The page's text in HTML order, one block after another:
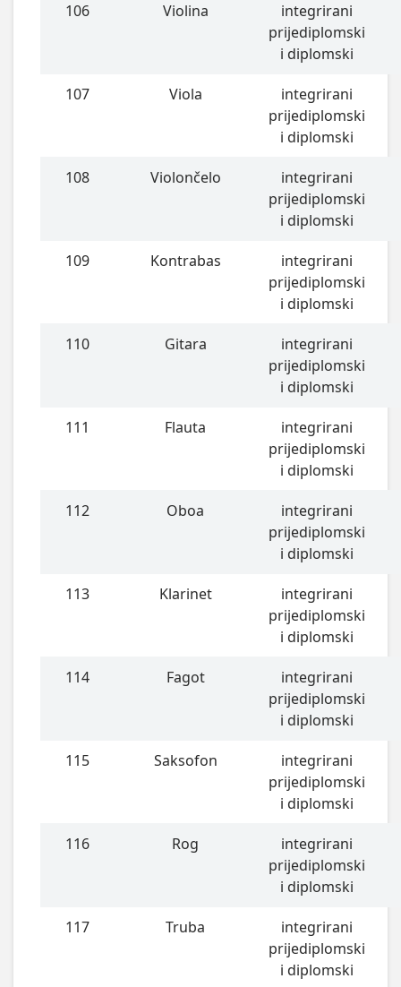
106 Violina
integrirani
prijediplomski
i diplomski
107 Viola
integrirani
prijediplomski
i diplomski
108 Violončelo
integrirani
prijediplomski
i diplomski
109 Kontrabas
integrirani
prijediplomski
i diplomski
110 Gitara
integrirani
prijediplomski
i diplomski
111 Flauta
integrirani
prijediplomski
i diplomski
112 Oboa
integrirani
prijediplomski
i diplomski
113 Klarinet
integrirani
prijediplomski
i diplomski
114 Fagot
integrirani
prijediplomski
i diplomski
115 Saksofon
integrirani
prijediplomski
i diplomski
116 Rog
integrirani
prijediplomski
i diplomski
117 Truba
integrirani
prijediplomski
i diplomski